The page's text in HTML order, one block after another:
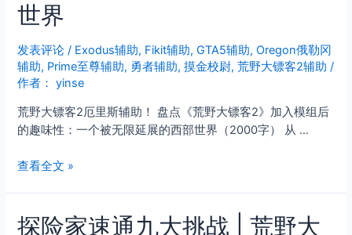
世界
发表评论 / Exodus辅助, Fikit辅助,GTA5辅助,Oregon俄勒冈
辅助, Prime至尊辅助, 勇者辅助,摸金校尉,荒野大镖客2辅助 /
作者： yinse
荒野大镖客2厄里斯辅助！ 盘点《荒野大镖客2》加入模组后
的趣味性：一个被无限延展的西部世界（2000字） 从 …
荒
镖
查看全文 »
探险家速通九大挑战 | 荒野大